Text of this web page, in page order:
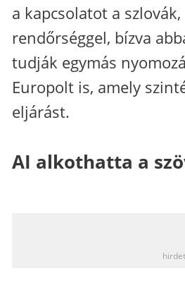
a kapcsolatot a
rendőrséggel, bízva
tudják egymás
Europolt is, amely
eljárást.
AI alkothatta a